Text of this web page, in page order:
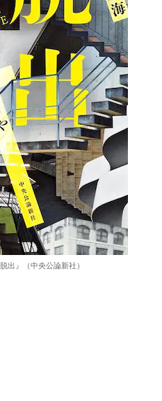
出』（中央公論新社）